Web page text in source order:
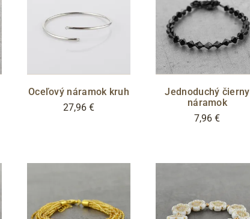
Oceľový náramok kruh
27,96 €
Jednoduchý čierny
náramok
7,96 €